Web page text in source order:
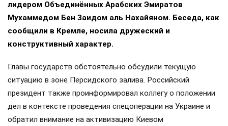
лидером Объединённых Арабских Эмиратов
Мухаммедом Бен Заидом аль Нахайяном. Беседа, как
сообщили в Кремле, носила дружеский и
конструктивный характер.
Главы государств обстоятельно обсудили текущую
ситуацию в зоне Персидского залива. Российский
президент также проинформировал коллегу о положении
дел в контексте проведения спецоперации на Украине и
обратил внимание на активизацию Киевом